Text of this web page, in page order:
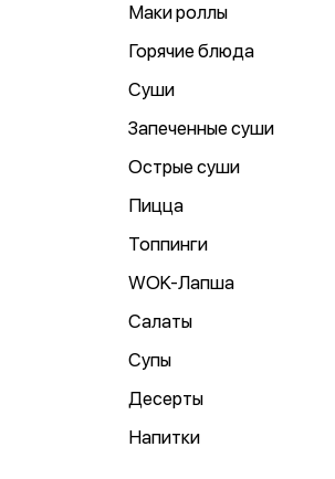
Маки роллы
Горячие блюда
Суши
Запеченные суши
Острые суши
Пицца
Топпинги
WOK-Лапша
Салаты
Супы
Десерты
Напитки